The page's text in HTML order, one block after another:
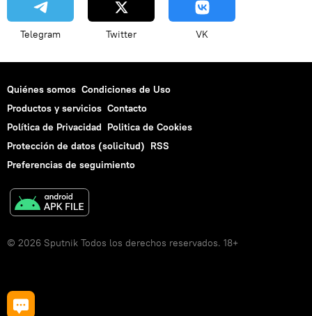
Telegram Twitter VK
Quiénes somos Condiciones de Uso
Productos y servicios Contacto
Política de Privacidad Politica de Cookies
Protección de datos (solicitud) RSS
Preferencias de seguimiento
© 2026 Sputnik Todos los derechos reservados. 18+